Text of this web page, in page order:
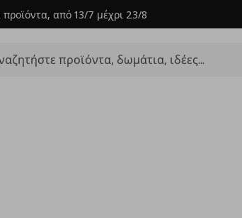
από 13/7 μέχρι 23/8